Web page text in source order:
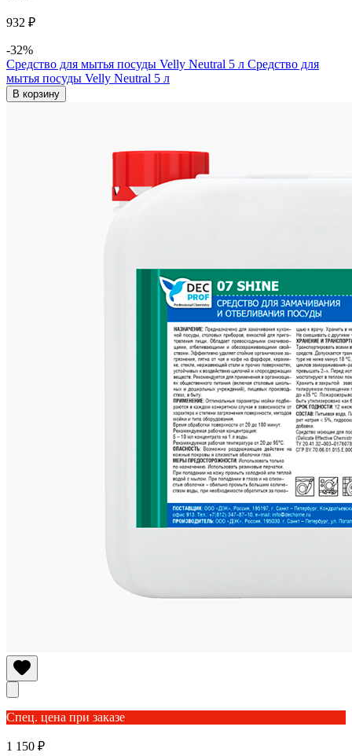
932 ₽
-32%
Средство для мытья посуды Velly Neutral 5 л Средство для
мытья посуды Velly Neutral 5 л
В корзину
Спец. цена при заказе
1 150 ₽